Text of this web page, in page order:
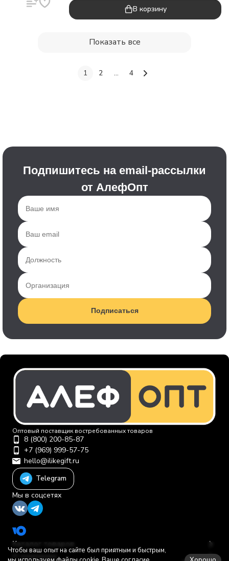
В корзину
Показать все
1 2 ... 4
Подпишитесь на email-рассылки
от АлефОпт
Подписаться
Оптовый поставщик востребованных товаров
8 (800) 200-85-87
+7 (969) 999-57-75
hello@ilikegift.ru
Telegram
Мы в соцсетях
Каталог товаров
О компании
Чтобы ваш опыт на сайте был приятным и быстрым,